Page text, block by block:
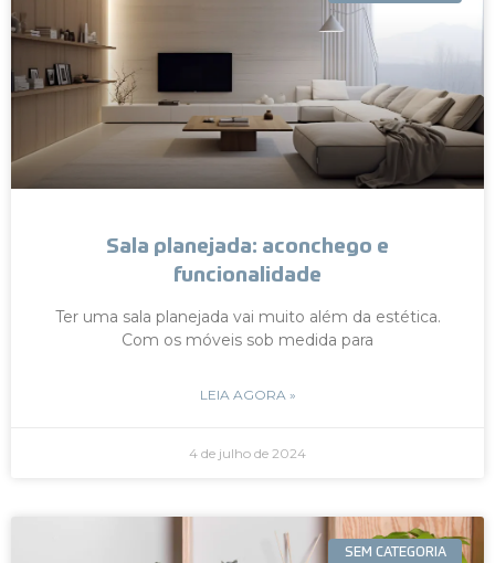
Sala planejada: aconchego e
funcionalidade
Ter uma sala planejada vai muito além da estética.
Com os móveis sob medida para
LEIA AGORA »
4 de julho de 2024
SEM CATEGORIA